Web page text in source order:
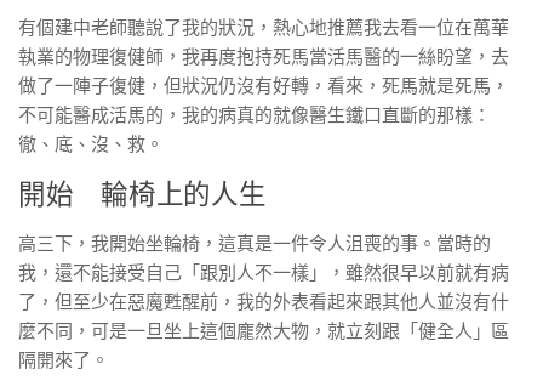
有個建中老師聽說了我的狀況，熱心地推薦我去看一位在萬華
執業的物理復健師，我再度抱持死馬當活馬醫的一絲盼望，去
做了一陣子復健，但狀況仍沒有好轉，看來，死馬就是死馬，
不可能醫成活馬的，我的病真的就像醫生鐵口直斷的那樣：
徹、底、沒、救。
開始 輪椅上的人生
高三下，我開始坐輪椅，這真是一件令人沮喪的事。當時的
我，還不能接受自己「跟別人不一樣」，雖然很早以前就有病
了，但至少在惡魔甦醒前，我的外表看起來跟其他人並沒有什
麼不同，可是一旦坐上這個龐然大物，就立刻跟「健全人」區
隔開來了。